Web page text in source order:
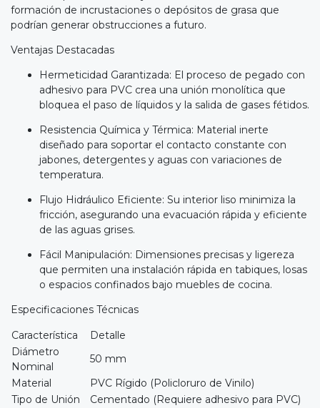
formación de incrustaciones o depósitos de grasa que
podrían generar obstrucciones a futuro.
Ventajas Destacadas
Hermeticidad Garantizada: El proceso de pegado con
adhesivo para PVC crea una unión monolítica que
bloquea el paso de líquidos y la salida de gases fétidos.
Resistencia Química y Térmica: Material inerte
diseñado para soportar el contacto constante con
jabones, detergentes y aguas con variaciones de
temperatura.
Flujo Hidráulico Eficiente: Su interior liso minimiza la
fricción, asegurando una evacuación rápida y eficiente
de las aguas grises.
Fácil Manipulación: Dimensiones precisas y ligereza
que permiten una instalación rápida en tabiques, losas
o espacios confinados bajo muebles de cocina.
Especificaciones Técnicas
Característica
Detalle
Diámetro
Nominal
50 mm
Material
PVC Rígido (Policloruro de Vinilo)
Tipo de Unión
Cementado (Requiere adhesivo para PVC)